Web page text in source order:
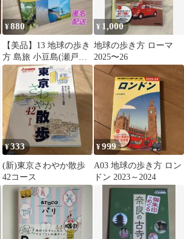
¥880
【美品】13 地球の歩き
方 島旅 小豆島(瀬戸内
の島々①) 改訂版
★gakken
¥ 1,000
地球の歩き方 ローマ
2025〜26
¥333
(新)東京さわやか散歩
42コース
¥999
A03 地球の歩き方 ロン
ドン 2023～2024